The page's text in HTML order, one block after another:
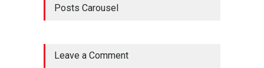
Posts Carousel
Leave a Comment